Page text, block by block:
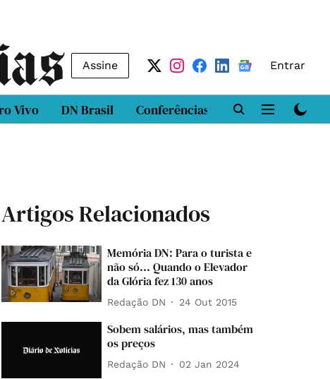
Assine Entrar
Vivo DN Brasil Conferências DN LAB
Artigos Relacionados
Memória DN: Para o turista e
não só... Quando o Elevador
da Glória fez 130 anos
Redação DN 24 Out 2015
Sobem salários, mas também
os preços
Redação DN 02 Jan 2024